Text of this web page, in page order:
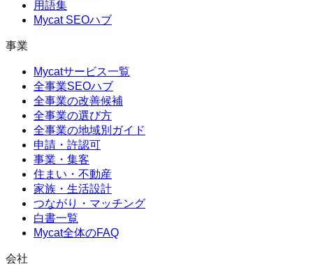
用語集
Mycat SEOハブ
事業
Mycatサービス一覧
全事業SEOハブ
全事業の改善候補
全事業の選び方
全事業の地域別ガイド
申請・許認可
事業・集客
住まい・不動産
家族・生活設計
つながり・マッチング
白書一覧
Mycat全体のFAQ
会社